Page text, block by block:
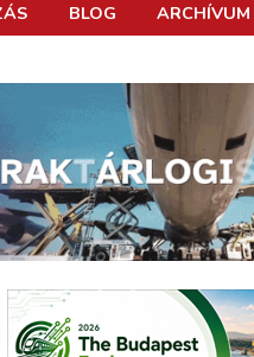
BLOG ARCHÍVUM